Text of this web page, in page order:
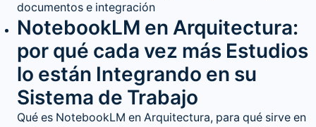
documentos e integración
NotebookLM en Arquitectura:
por qué cada vez más Estudios
lo están Integrando en su
Sistema de Trabajo
Qué es NotebookLM en Arquitectura, para qué sirve en